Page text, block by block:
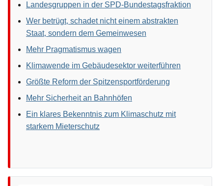
Landesgruppen in der SPD-Bundestagsfraktion
Wer betrügt, schadet nicht einem abstrakten
Staat, sondern dem Gemeinwesen
Mehr Pragmatismus wagen
Klimawende im Gebäudesektor weiterführen
Größte Reform der Spitzensportförderung
Mehr Sicherheit an Bahnhöfen
Ein klares Bekenntnis zum Klimaschutz mit
starkem Mieterschutz